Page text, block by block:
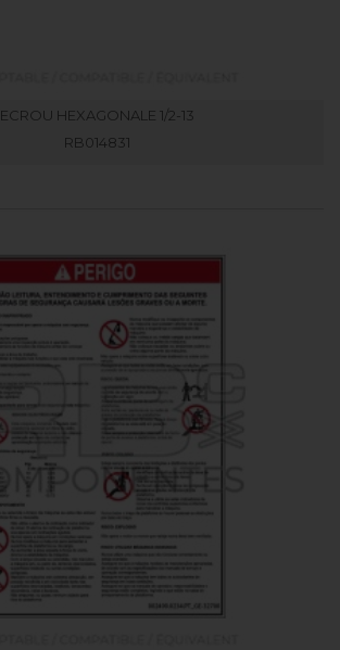
ECROU HEXAGONALE 1/2-13
RB014831